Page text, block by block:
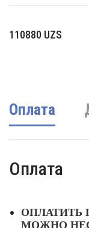
110880 UZS
Оплата
Оплата
ОПЛАТИТЬ
МОЖНО